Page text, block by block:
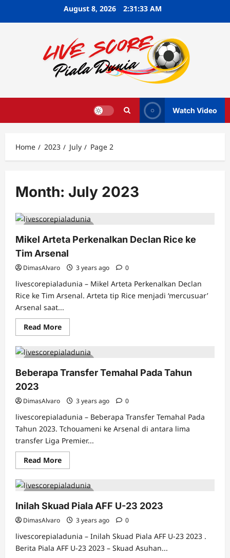
August 8, 2026 2:31:33 AM
Watch Video
Home 2023 July Page 2
Month: July 2023
5 minutes read
Mikel Arteta Perkenalkan Declan Rice ke
Tim Arsenal
DimasAlvaro 3 years ago 0
livescorepialadunia – Mikel Arteta Perkenalkan Declan
Rice ke Tim Arsenal. Arteta tip Rice menjadi ‘mercusuar’
Arsenal saat...
Read MoreRead
more
Mikel
Arteta
Declan
Rice
Arsenal
4 minutes read
Beberapa Transfer Temahal Pada Tahun
2023
DimasAlvaro 3 years ago 0
livescorepialadunia – Beberapa Transfer Temahal Pada
Tahun 2023. Tchouameni ke Arsenal di antara lima
transfer Liga Premier...
Read MoreRead
more
Beberapa
Transfer
Pada
Tahun
2023
4 minutes read
Inilah Skuad Piala AFF U-23 2023
DimasAlvaro 3 years ago 0
livescorepialadunia – Inilah Skuad Piala AFF U-23 2023 .
Berita Piala AFF U-23 2023 – Skuad Asuhan...